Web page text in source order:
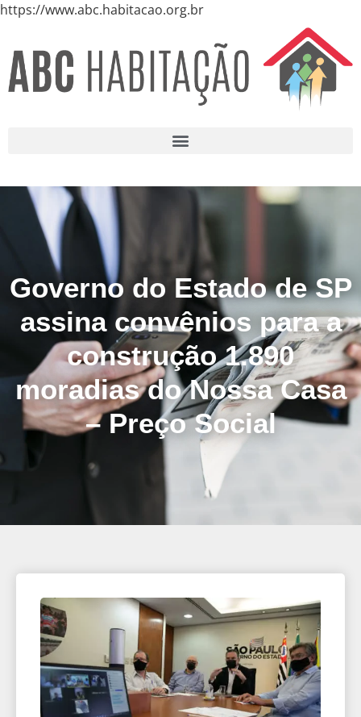
https://www.abc.habitacao.org.br
Governo do Estado de SP
assina convênios para a
construção 1.890
moradias do Nossa Casa
– Preço Social